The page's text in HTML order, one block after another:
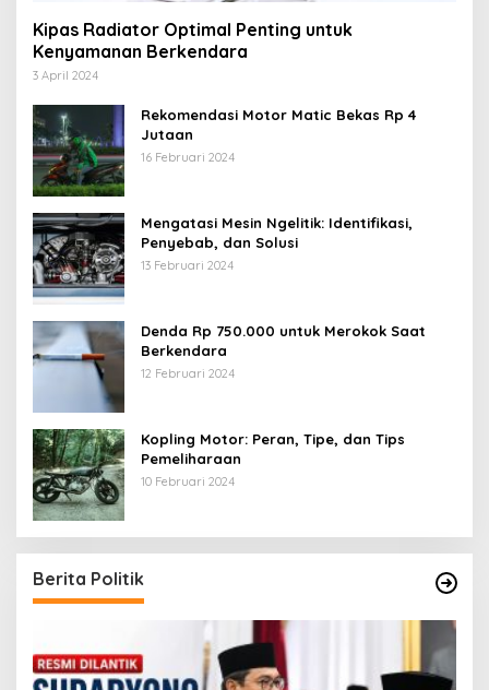
Kipas Radiator Optimal Penting untuk
Kenyamanan Berkendara
3 April 2024
Rekomendasi Motor Matic Bekas Rp 4
Jutaan
16 Februari 2024
Mengatasi Mesin Ngelitik: Identifikasi,
Penyebab, dan Solusi
13 Februari 2024
Denda Rp 750.000 untuk Merokok Saat
Berkendara
12 Februari 2024
Kopling Motor: Peran, Tipe, dan Tips
Pemeliharaan
10 Februari 2024
Berita Politik